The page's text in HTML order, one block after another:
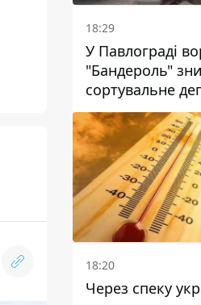
18:29
У Павлограді
"Бандероль"
сортувальне
"Укрпошти" та
працівниць
18:20
Через спеку